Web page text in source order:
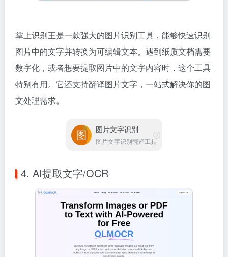
掌上识别王是一款强大的图片识别工具，能够快速识别
图片中的文字并转换为可编辑文本。遇到纸质文档需要
数字化，或者想要提取图片中的文字内容时，这个工具
特别有用。它还支持翻译图片文字，一站式解决你的图
文处理需求。
图片文字识别
图片文字识别翻译工具
4. AI提取文字/OCR